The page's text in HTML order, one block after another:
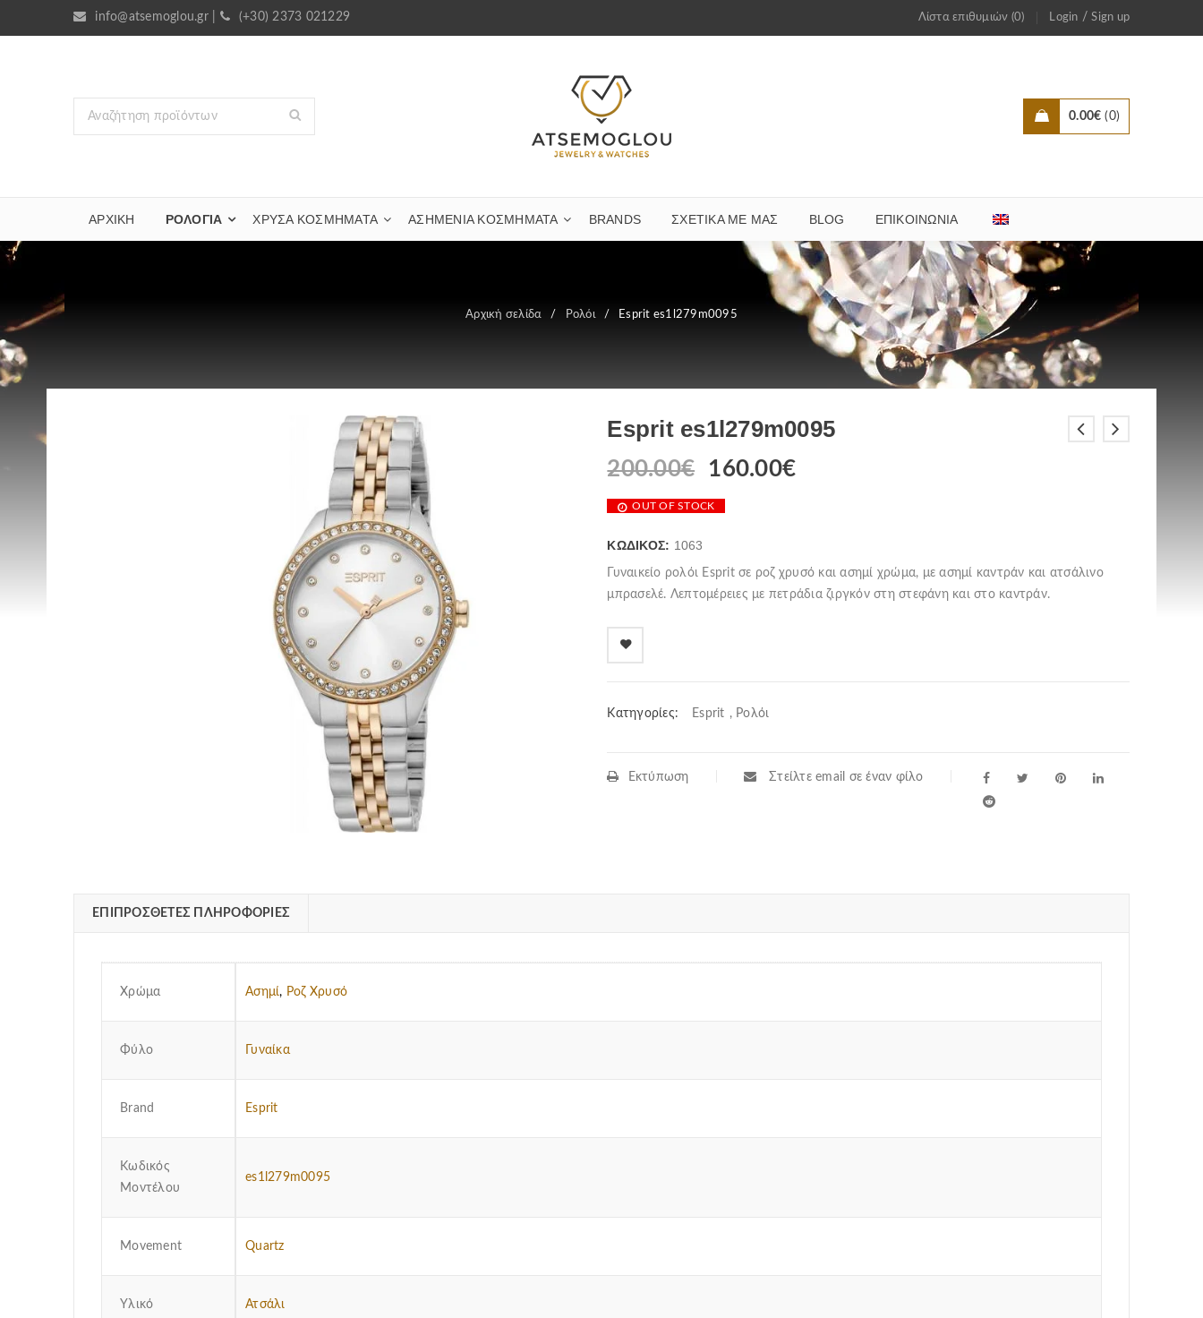
info@atsemoglou.gr| (+30) 2373 021229 Λίστα επιθυμιών (0) Login /Sign up
0.00€ 0
ΑΡΧΙΚΗ ΡΟΛΟΓΙΑ ΧΡΥΣΆ ΚΟΣΜΉΜΑΤΑ ΑΣΗΜΈΝΙΑ ΚΟΣΜΉΜΑΤΑ BRANDS ΣΧΕΤΙΚΆ ΜΕ ΜΑΣ BLOG ΕΠΙΚΟΙΝΩΝΊΑ
Αρχική σελίδα / Ρολόι / Esprit es1l279m0095
Esprit es1l279m0095
200.00€ 160.00€
OUT OF STOCK
ΚΩΔΙΚΌΣ: 1063
Γυναικείο ρολόι Esprit σε ροζ χρυσό και ασημί χρώμα, με ασημί καντράν και ατσάλινο
μπρασελέ. Λεπτομέρειες με πετράδια ζιργκόν στη στεφάνη και στο καντράν.
Κατηγορίες: Esprit , Ρολόι
Εκτύπωση Στείλτε email σε έναν φίλο
ΕΠΙΠΡΌΣΘΕΤΕΣ ΠΛΗΡΟΦΟΡΊΕΣ
Χρώμα Ασημί, Ροζ Χρυσό
Φύλο Γυναίκα
Brand Esprit
Κωδικός
Μοντέλου
es1l279m0095
Μovement Quartz
Υλικό Ατσάλι